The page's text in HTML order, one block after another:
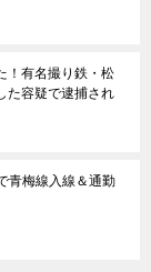
！有名撮り鉄・松
た容疑で逮捕され
青梅線入線＆通勤